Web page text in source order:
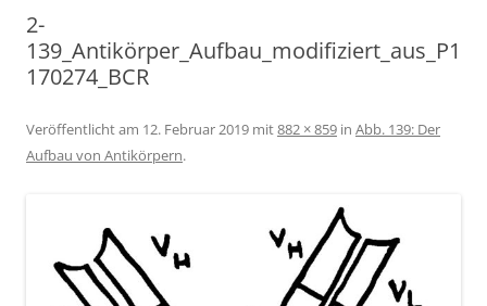
2-
139_Antikörper_Aufbau_modifiziert_aus_P1
170274_BCR
Veröffentlicht am 12. Februar 2019 mit882 × 859 in Abb. 139: Der
Aufbau von Antikörpern.